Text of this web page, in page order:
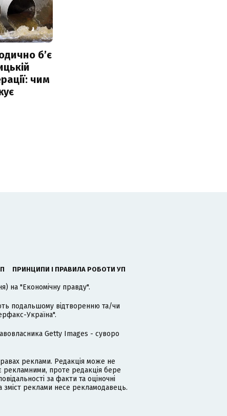
б’є
чим
ПРИНЦИПИ І ПРАВИЛА РОБОТИ УП
на "Економічну правду".
подальшому відтворенню та/чи
Україна".
Getty Images - суворо
реклами. Редакція може не
проте редакція бере
за факти та оціночні
зміст реклами несе рекламодавець.